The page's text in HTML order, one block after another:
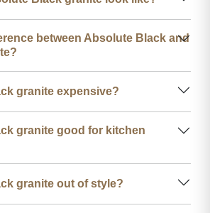
between Absolute Black and
granite expensive?
granite good for kitchen
granite out of style?